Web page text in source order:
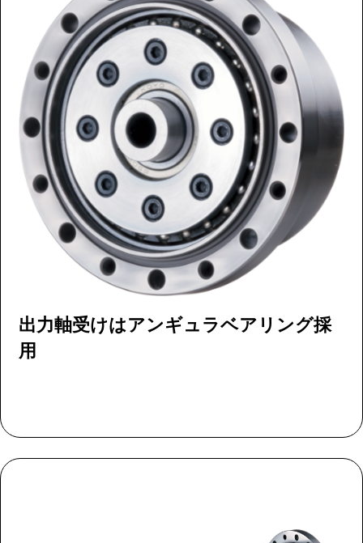
出力軸受けはアンギュラベアリング採
用